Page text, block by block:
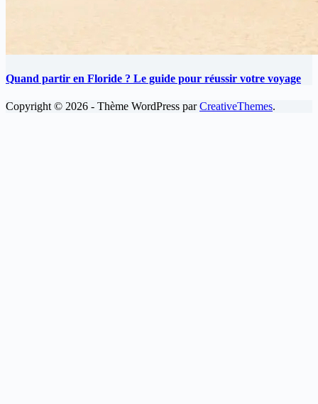
Quand partir en Floride ? Le guide pour réussir votre voyage
Copyright © 2026 - Thème WordPress parCreativeThemes.